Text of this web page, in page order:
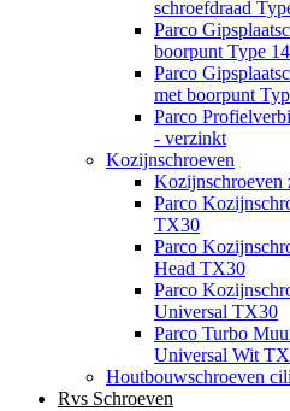
schroefdraad
Parco
boorpunt Type
Parco
met boorpunt
Parco
- verzinkt
Kozijnschroeven
Kozijnschroeven
Parco
TX30
Parco
Head TX30
Parco
Universal TX30
Parco Turbo
Universal Wit
Houtbouwschroeven
Rvs Schroeven